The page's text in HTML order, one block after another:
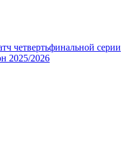
четвертьфинальной серии
2025/2026